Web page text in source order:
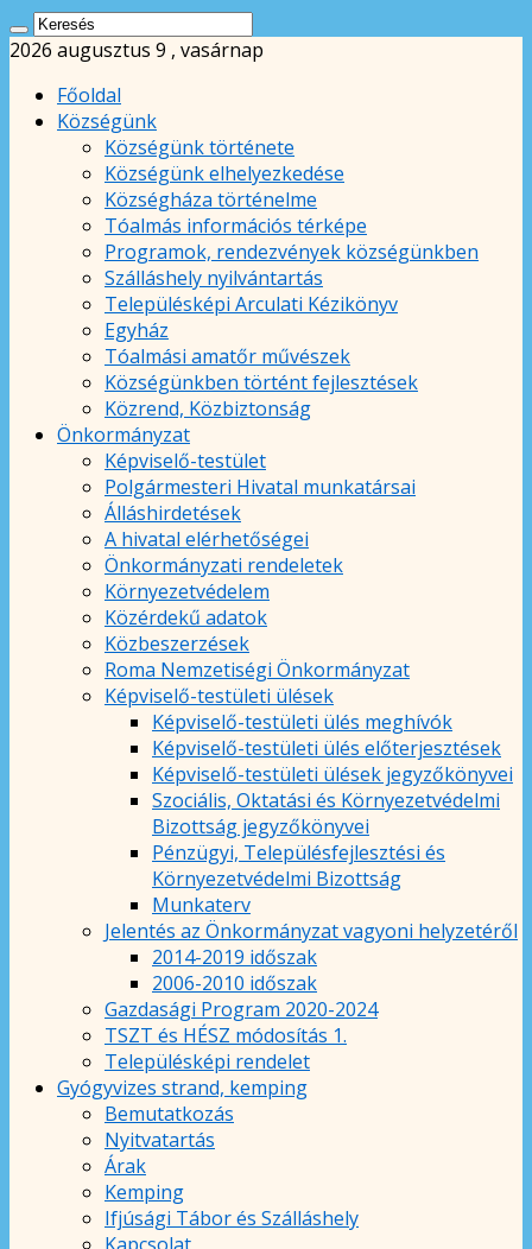
2026 augusztus 9 , vasárnap
Főoldal
Községünk
Községünk története
Községünk elhelyezkedése
Községháza történelme
Tóalmás információs térképe
Programok, rendezvények községünkben
Szálláshely nyilvántartás
Településképi Arculati Kézikönyv
Egyház
Tóalmási amatőr művészek
Községünkben történt fejlesztések
Közrend, Közbiztonság
Önkormányzat
Képviselő-testület
Polgármesteri Hivatal munkatársai
Álláshirdetések
A hivatal elérhetőségei
Önkormányzati rendeletek
Környezetvédelem
Közérdekű adatok
Közbeszerzések
Roma Nemzetiségi Önkormányzat
Képviselő-testületi ülések
Képviselő-testületi ülés meghívók
Képviselő-testületi ülés előterjesztések
Képviselő-testületi ülések jegyzőkönyvei
Szociális, Oktatási és Környezetvédelmi
Bizottság jegyzőkönyvei
Pénzügyi, Településfejlesztési és
Környezetvédelmi Bizottság
Munkaterv
Jelentés az Önkormányzat vagyoni helyzetéről
2014-2019 időszak
2006-2010 időszak
Gazdasági Program 2020-2024
TSZT és HÉSZ módosítás 1.
Településképi rendelet
Gyógyvizes strand, kemping
Bemutatkozás
Nyitvatartás
Árak
Kemping
Ifjúsági Tábor és Szálláshely